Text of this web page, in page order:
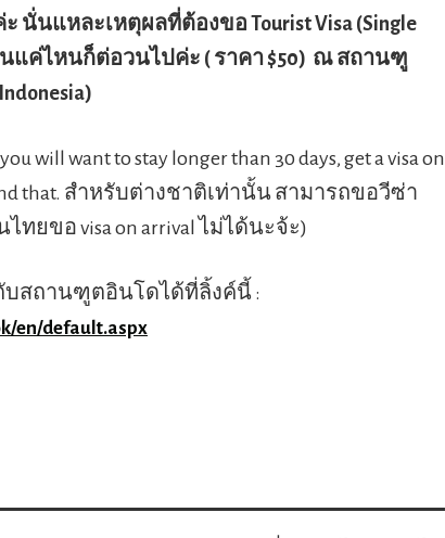
ะ นั่นแหละเหตุผลที่ต้องขอ Tourist Visa (Single
แค่ไหนก็ต่อวนไปค่ะ ( ราคา $50) ณ สถานฑู
will want to stay longer than 30 days, get a visa on
that. สำหรับต่างชาติเท่านั้น สามารถขอวีซ่า
ยขอ visa on arrival ไม่ได้นะจ้ะ)
บสถานฑูตอินโดได้ที่ลิ้งค์นี้ :
en/default.aspx